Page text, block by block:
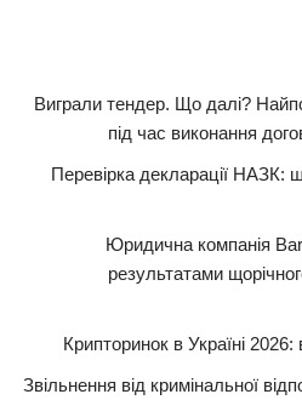
Виграли тендер. Що далі?
під час виконання
Перевірка декларації НАЗК:
Юридична компанія
результатами
Крипторинок в Україні 2026:
Звільнення від кримінальної